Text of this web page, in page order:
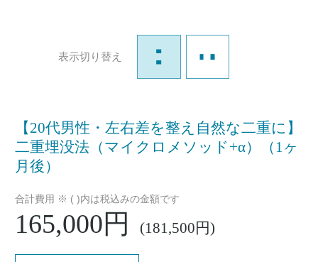
表示切り替え
【20代男性・左右差を整え自然な二重に】
二重埋没法（マイクロメソッド+α）（1ヶ
月後）
合計費用 ※ ( )内は税込みの金額です
165,000円 (181,500円)